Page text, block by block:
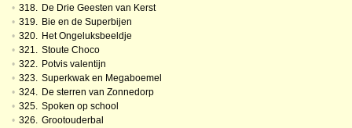
• 318. De Drie Geesten van Kerst
• 319. Bie en de Superbijen
• 320. Het Ongeluksbeeldje
• 321. Stoute Choco
• 322. Potvis valentijn
• 323. Superkwak en Megaboemel
• 324. De sterren van Zonnedorp
• 325. Spoken op school
• 326. Grootouderbal